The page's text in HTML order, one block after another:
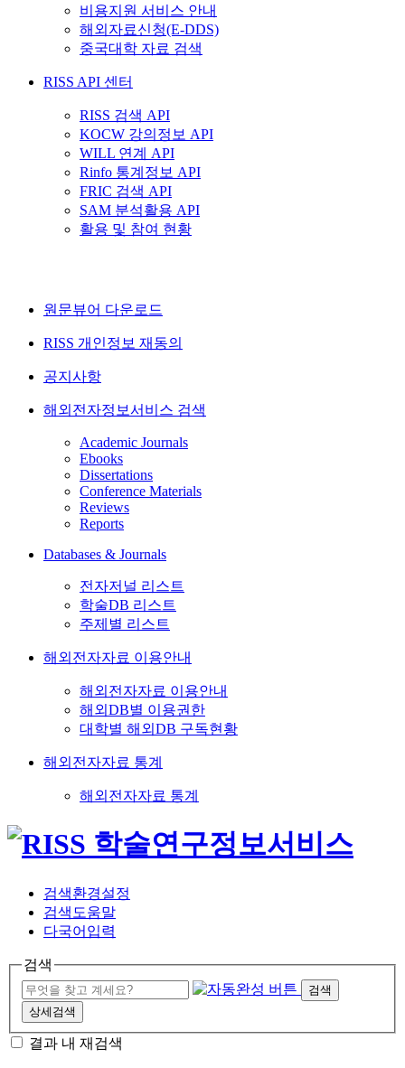
비용지원 서비스 안내
해외자료신청(E-DDS)
중국대학 자료 검색
RISS API 센터
RISS 검색 API
KOCW 강의정보 API
WILL 연계 API
Rinfo 통계정보 API
FRIC 검색 API
SAM 분석활용 API
활용 및 참여 현황
원문뷰어 다운로드
RISS 개인정보 재동의
공지사항
해외전자정보서비스 검색
Academic Journals
Ebooks
Dissertations
Conference Materials
Reviews
Reports
Databases & Journals
전자저널 리스트
학술DB 리스트
주제별 리스트
해외전자자료 이용안내
해외전자자료 이용안내
해외DB별 이용권한
대학별 해외DB 구독현황
해외전자자료 통계
해외전자자료 통계
검색환경설정
검색도움말
다국어입력
검색
검색
상세검색
결과 내 재검색